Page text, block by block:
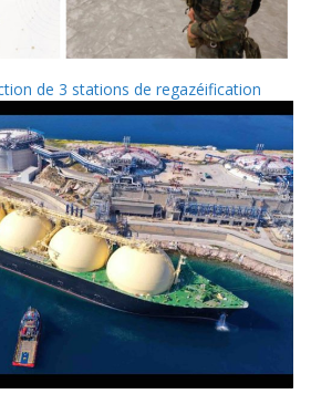
de 3 stations de regazéification